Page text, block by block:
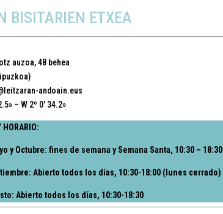
BISITARIEN ETXEA
auzoa, 48 behea
andoain.eus
– W 2º 0′ 34.2»
HORARIO:
y Octubre: fines de semana y Semana Santa, 10:30 – 18:30
Abierto todos los días, 10:30-18:00 (lunes cerrado)
Abierto todos los días, 10:30-18:30